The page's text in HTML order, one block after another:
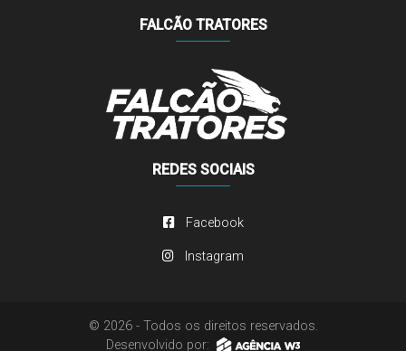
FALCÃO TRATORES
REDES SOCIAIS
Facebook
Instagram
© 2026 - Todos os direitos reservados.
Desenvolvido por: